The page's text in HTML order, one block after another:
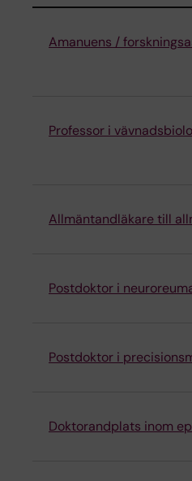
Amanuens /
Professor i
Allmäntandläkare till
Postdoktor i
Postdoktor i
Doktorandplats inom